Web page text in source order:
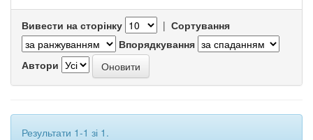
Вивести на сторінку | Сортування
Впорядкування
Автори
Результати 1-1 зі 1.